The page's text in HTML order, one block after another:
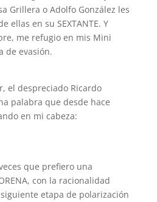
Grillera o Adolfo González les
ellas en su SEXTANTE. Y
me refugio en mis Mini
de evasión.
el despreciado Ricardo
palabra que desde hace
en mi cabeza:
que prefiero una
con la racionalidad
etapa de polarización